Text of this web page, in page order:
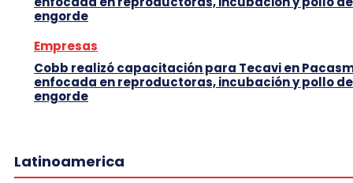
engorde
Empresas
Cobb realizó capacitación para Tecavi en
enfocada en reproductoras, incubación y pollo de
engorde
Latinoamerica